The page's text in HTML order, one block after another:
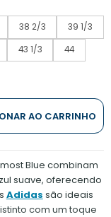
38 2/3 39 1/3
43 1/3 44
AO CARRINHO
Blue combinam
suave, oferecendo
Adidas são ideais
com um toque